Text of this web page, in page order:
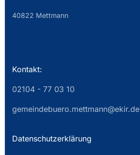
40822 Mettmann
Kontakt:
02104 - 77 03 10
gemeindebuero.mettmann@ekir.de
Datenschutzerklärung